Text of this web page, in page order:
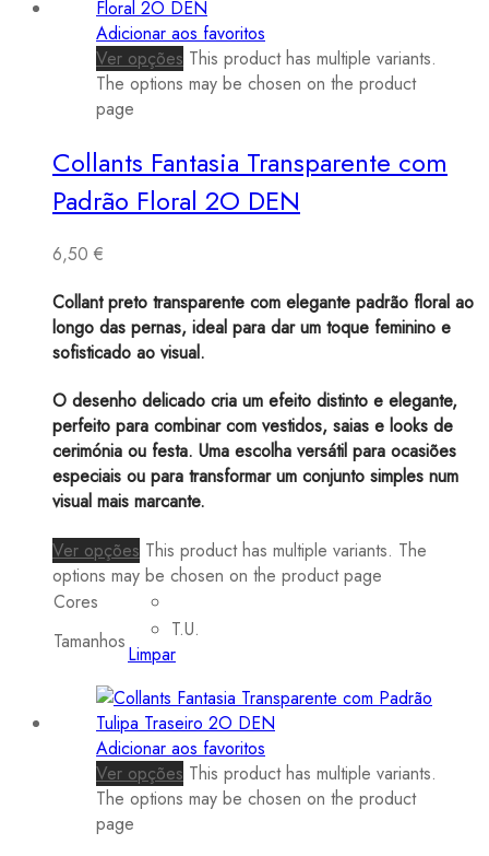
Adicionar aos favoritos
Ver opções This product has multiple variants.
The options may be chosen on the product
page
Collants Fantasia Transparente com
Padrão Floral 2O DEN
6,50 €
Collant preto transparente com elegante padrão floral ao
longo das pernas, ideal para dar um toque feminino e
sofisticado ao visual.
O desenho delicado cria um efeito distinto e elegante,
perfeito para combinar com vestidos, saias e looks de
cerimónia ou festa. Uma escolha versátil para ocasiões
especiais ou para transformar um conjunto simples num
visual mais marcante.
Ver opções This product has multiple variants. The
options may be chosen on the product page
Cores
Tamanhos
T.U.
Limpar
Adicionar aos favoritos
Ver opções This product has multiple variants.
The options may be chosen on the product
page